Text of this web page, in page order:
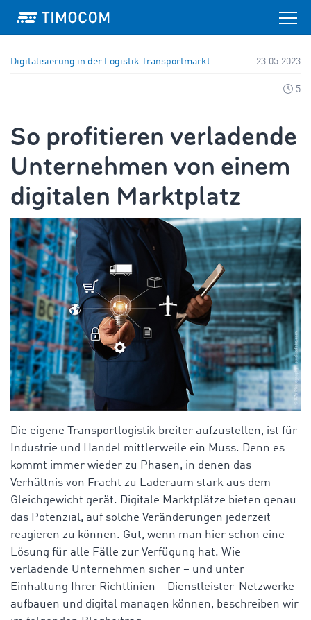
Digitalisierung in der Logistik Transportmarkt 23.05.2023
5
So profitieren verladende
Unternehmen von einem
digitalen Marktplatz
Die eigene Transportlogistik breiter aufzustellen, ist für
Industrie und Handel mittlerweile ein Muss. Denn es
kommt immer wieder zu Phasen, in denen das
Verhältnis von Fracht zu Laderaum stark aus dem
Gleichgewicht gerät. Digitale Marktplätze bieten genau
das Potenzial, auf solche Veränderungen jederzeit
reagieren zu können. Gut, wenn man hier schon eine
Lösung für alle Fälle zur Verfügung hat. Wie
verladende Unternehmen sicher – und unter
Einhaltung Ihrer Richtlinien – Dienstleister-Netzwerke
aufbauen und digital managen können, beschreiben wir